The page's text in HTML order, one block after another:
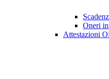
Oneri
Attestazioni